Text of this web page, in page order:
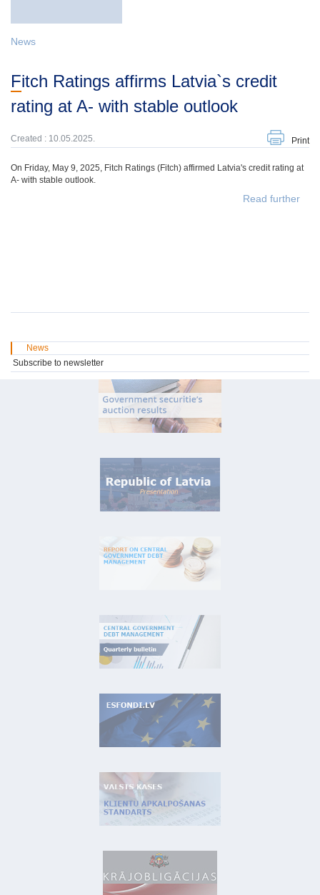
News
Fitch Ratings affirms Latvia`s credit
rating at A- with stable outlook
Created : 10.05.2025. Print
On Friday, May 9, 2025, Fitch Ratings (Fitch) affirmed Latvia's credit rating at
A- with stable outlook.
Read further
News
Subscribe to newsletter